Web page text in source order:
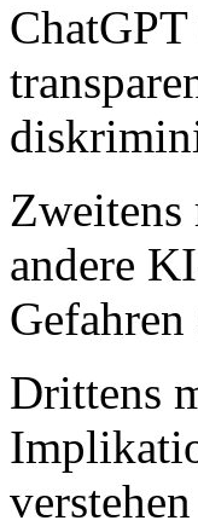
Zweitens
andere
Gefahren
Drittens